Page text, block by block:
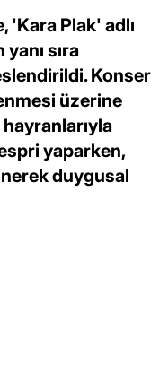
'Kara Plak' adlı
sıra
Konser
üzerine
hayranlarıyla
yaparken,
duygusal